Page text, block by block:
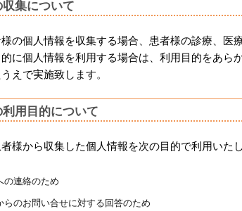
集について
の個人情報を収集する場合、患者様の診療、医
に個人情報を利用する場合は、利用目的をあら
えで実施致します。
用目的について
様から収集した個人情報を次の目的で利用いたし
の連絡のため
らのお問い合せに対する回答のため